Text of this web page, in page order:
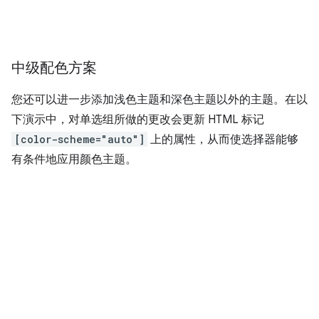
中级配色方案
您还可以进一步添加浅色主题和深色主题以外的主题。在以
下演示中，对单选组所做的更改会更新 HTML 标记
[color-scheme="auto"]
上的属性，从而使选择器能够
有条件地应用颜色主题。